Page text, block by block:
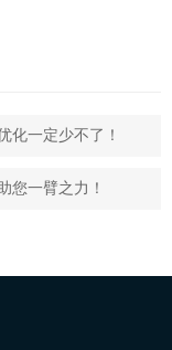
化一定少不了！
您一臂之力！